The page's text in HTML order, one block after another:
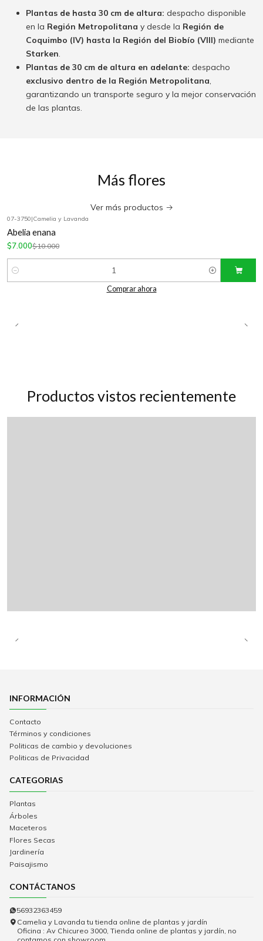
Plantas de hasta 30 cm de altura: despacho disponible
en la Región Metropolitana y desde la Región de
Coquimbo (IV) hasta la Región del Biobío (VIII) mediante
Starken.
Plantas de 30 cm de altura en adelante: despacho
exclusivo dentro de la Región Metropolitana,
garantizando un transporte seguro y la mejor conservación
de las plantas.
Más flores
Ver más productos
07-3750|Camelia y Lavanda
Abelia enana
$7.000$10.000
Cantidad
Comprar ahora
Productos vistos recientemente
INFORMACIÓN
Contacto
Términos y condiciones
Politicas de cambio y devoluciones
Politicas de Privacidad
CATEGORIAS
Plantas
Árboles
Maceteros
Flores Secas
Jardinería
Paisajismo
CONTÁCTANOS
56932363459
Camelia y Lavanda tu tienda online de plantas y jardín
Oficina : Av Chicureo 3000, Tienda online de plantas y jardín, no